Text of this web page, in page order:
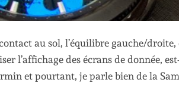
au sol, l’équilibre gauche/
l’affichage des écrans de donnée,
et pourtant, je parle bien de la